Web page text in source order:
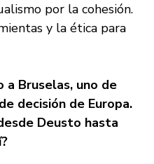
por la cohesión.
y la ética para
Bruselas, uno de
decisión de Europa.
Deusto hasta